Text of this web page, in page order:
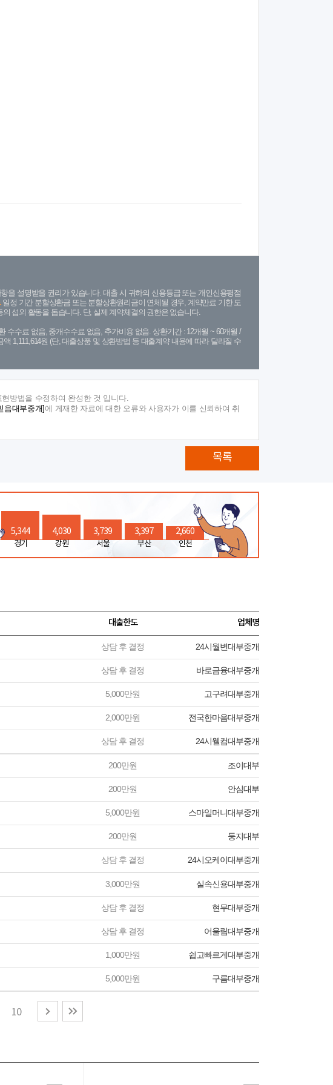
을 설명받을 권리가 있습니다. 대출 시 귀하의 신용등급 또는 개인신용평점
일정 기간 분할상환금 또는 분할상환원리금이 연체될 경우, 계약만료 기한 도
섭외 활동을 돕습니다. 단, 실제 계약체결의 권한은 없습니다.
수수료 없음, 중개수수료 없음, 추가비용 없음. 상환기간 : 12개월 ~ 60개월 /
1,111,614원 (단, 대출상품 및 상환방법 등 대출계약 내용에 따라 달라질 수
방법을 수정하여 완성한 것 입니다.
음대부중개]에 게재한 자료에 대한 오류와 사용자가 이를 신뢰하여 취
목록
5,344
경기
4,030
강원
3,739
서울
3,397
부산
2,660
인천
대출한도 업체명
상담 후 결정 24시월변대부중개
상담 후 결정 바로금융대부중개
5,000만원 고구려대부중개
2,000만원 전국한마음대부중개
상담 후 결정 24시웰컴대부중개
200만원 조이대부
200만원 안심대부
5,000만원 스마일머니대부중개
200만원 둥지대부
상담 후 결정 24시오케이대부중개
3,000만원 실속신용대부중개
상담 후 결정 현무대부중개
상담 후 결정 어울림대부중개
1,000만원 쉽고빠르게대부중개
5,000만원 구름대부중개
10